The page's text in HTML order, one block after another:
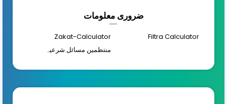
ضروری معلومات
Zakat-Calculator
Filtra Calculator
منتظمین مسائل شرعیہ